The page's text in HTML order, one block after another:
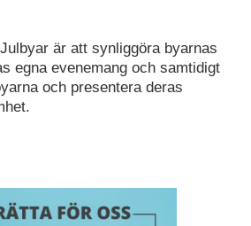
är att synliggöra byarnas
egna evenemang och samtidigt
och presentera deras